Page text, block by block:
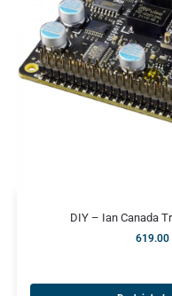
DIY – Ian Canada
619.00